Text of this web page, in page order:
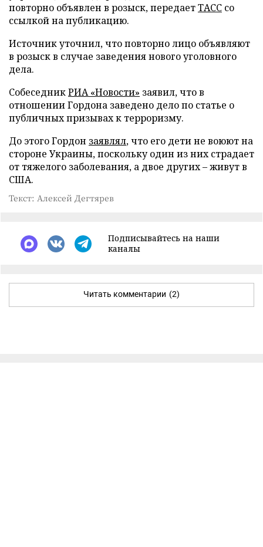
повторно объявлен в розыск, передаетТАСС со
ссылкой на публикацию.
Источник уточнил, что повторно лицо объявляют
в розыск в случае заведения нового уголовного
дела.
СобеседникРИА «Новости» заявил, что в
отношении Гордона заведено дело по статье о
публичных призывах к терроризму.
До этого Гордон заявлял, что его дети не воюют на
стороне Украины, поскольку один из них страдает
от тяжелого заболевания, а двое других – живут в
США.
Текст: Алексей Дегтярев
Подписывайтесь на наши
каналы
Читать комментарии (2)